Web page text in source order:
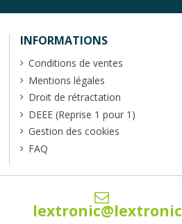
INFORMATIONS
Conditions de ventes
Mentions légales
Droit de rétractation
DEEE (Reprise 1 pour 1)
Gestion des cookies
FAQ